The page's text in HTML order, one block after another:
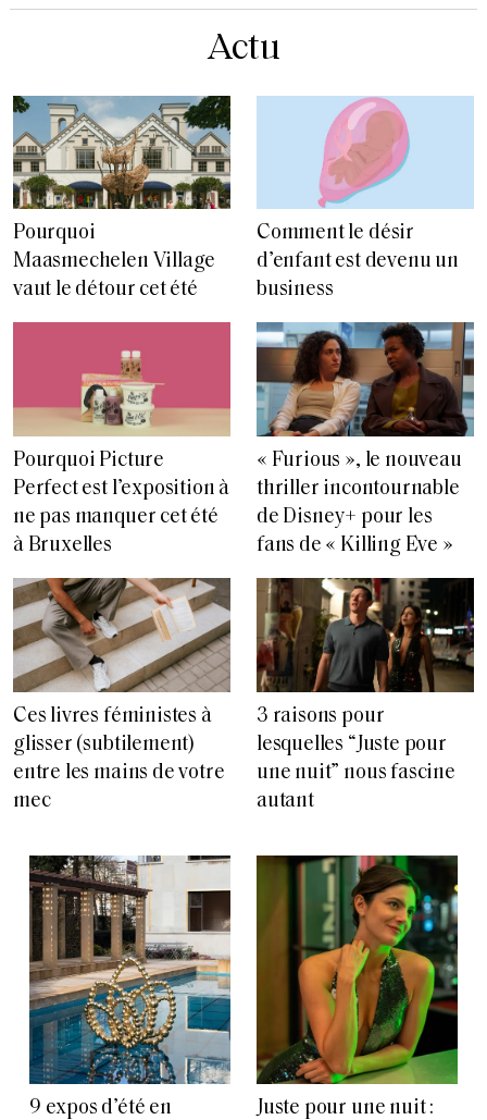
Actu
Pourquoi
Maasmechelen Village
vaut le détour cet été
Comment le désir
d’enfant est devenu un
business
Pourquoi Picture
Perfect est l’exposition à
ne pas manquer cet été
à Bruxelles
« Furious », le nouveau
thriller incontournable
de Disney+ pour les
fans de « Killing Eve »
Ces livres féministes à
glisser (subtilement)
entre les mains de votre
mec
3 raisons pour
lesquelles “Juste pour
une nuit” nous fascine
autant
9 expos d’été en
Juste pour une nuit :